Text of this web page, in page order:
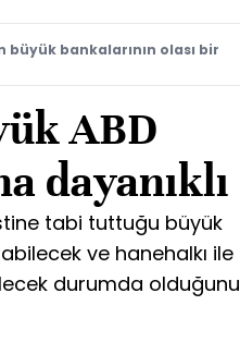
büyük bankalarının olası bir
ABD
dayanıklı
tabi tuttuğu büyük
ve hanehalkı ile
durumda olduğunu